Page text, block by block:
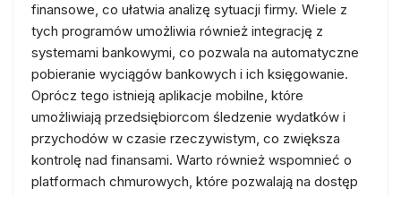
finansowe, co ułatwia analizę sytuacji firmy. Wiele z
tych programów umożliwia również integrację z
systemami bankowymi, co pozwala na automatyczne
pobieranie wyciągów bankowych i ich księgowanie.
Oprócz tego istnieją aplikacje mobilne, które
umożliwiają przedsiębiorcom śledzenie wydatków i
przychodów w czasie rzeczywistym, co zwiększa
kontrolę nad finansami. Warto również wspomnieć o
platformach chmurowych, które pozwalają na dostęp